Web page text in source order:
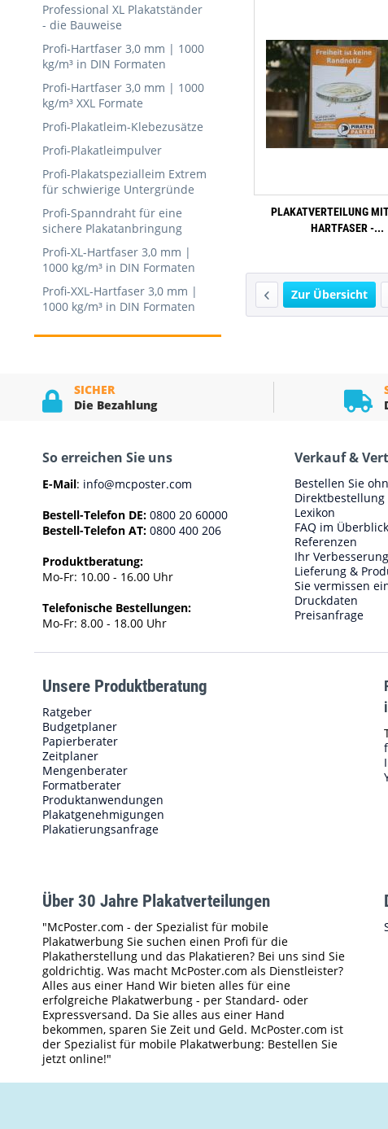
Professional XL Plakatständer
- die Bauweise
Profi-Hartfaser 3,0 mm | 1000
kg/m³ in DIN Formaten
Profi-Hartfaser 3,0 mm | 1000
kg/m³ XXL Formate
Profi-Plakatleim-Klebezusätze
Profi-Plakatleimpulver
Profi-Plakatspezialleim Extrem
für schwierige Untergründe
Profi-Spanndraht für eine
sichere Plakatanbringung
Profi-XL-Hartfaser 3,0 mm |
1000 kg/m³ in DIN Formaten
Profi-XXL-Hartfaser 3,0 mm |
1000 kg/m³ in DIN Formaten
PLAKATVERTEILUNG
HARTFASER -...
Zur Übersicht
SICHER
Die Bezahlung
So erreichen Sie uns
E-Mail: info@mcposter.com
Bestell-Telefon DE: 0800 20 60000
Bestell-Telefon AT: 0800 400 206
Produktberatung:
Mo-Fr: 10.00 - 16.00 Uhr
Telefonische Bestellungen:
Mo-Fr: 8.00 - 18.00 Uhr
Verkauf &
Bestellen Sie
Direktbestellung
Lexikon
FAQ im Überblick
Referenzen
Ihr
Lieferung &
Sie vermissen
Druckdaten
Preisanfrage
Unsere Produktberatung
Ratgeber
Budgetplaner
Papierberater
Zeitplaner
Mengenberater
Formatberater
Produktanwendungen
Plakatgenehmigungen
Plakatierungsanfrage
Über 30 Jahre Plakatverteilungen
"McPoster.com - der Spezialist für mobile
Plakatwerbung Sie suchen einen Profi für die
Plakatherstellung und das Plakatieren? Bei uns sind Sie
goldrichtig. Was macht McPoster.com als Dienstleister?
Alles aus einer Hand Wir bieten alles für eine
erfolgreiche Plakatwerbung - per Standard- oder
Expressversand. Da Sie alles aus einer Hand
bekommen, sparen Sie Zeit und Geld. McPoster.com ist
der Spezialist für mobile Plakatwerbung: Bestellen Sie
jetzt online!"